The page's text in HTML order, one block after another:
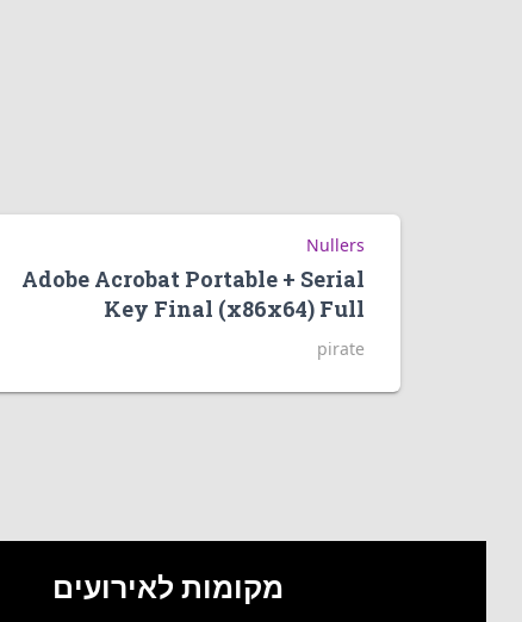
Nullers
Adobe Acrobat Portable + Serial
Key Final (x86x64) Full
pirate
מקומות לאירועים